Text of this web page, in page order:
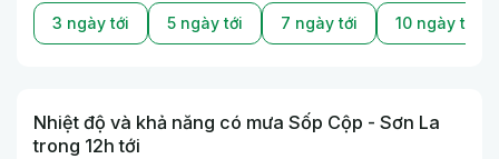
3 ngày tới 5 ngày tới 7 ngày tới 10 ngày tới
Nhiệt độ và khả năng có mưa Sốp Cộp - Sơn La
trong 12h tới